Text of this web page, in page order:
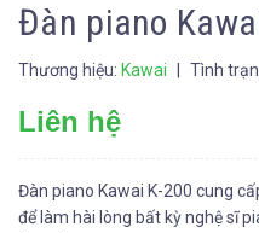
Đàn piano
Thương hiệu: Kawai Tình
Liên hệ
Đàn piano Kawai K-200 cung
để làm hài lòng bất kỳ nghệ sĩ